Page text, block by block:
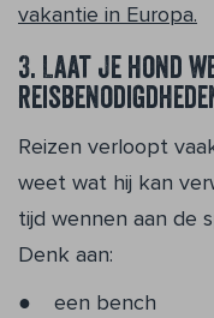
vakantie in Europa.
3. Laat je hond
Reizen verloopt
weet wat hij kan
tijd wennen aan de
Denk aan:
een bench